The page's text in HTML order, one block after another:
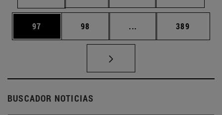
Página
97 Página
98 ... Páginas intermedias
Página
389
BUSCADOR NOTICIAS